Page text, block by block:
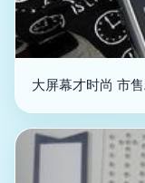
大屏幕才时尚 市